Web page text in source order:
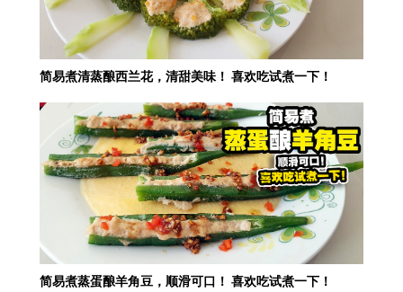
简易煮清蒸酿西兰花，清甜美味！ 喜欢吃试煮一下！
简易煮蒸蛋酿羊角豆，顺滑可口！ 喜欢吃试煮一下！